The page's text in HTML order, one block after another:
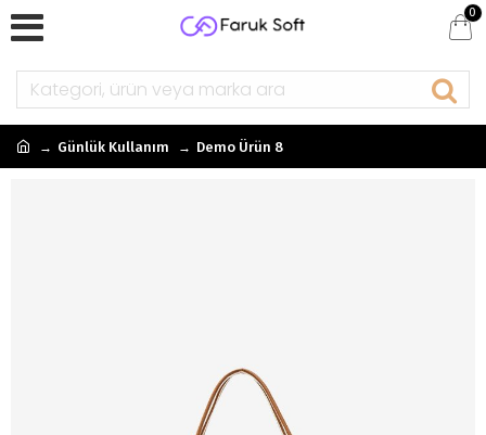
0
Günlük Kullanım Demo Ürün 8